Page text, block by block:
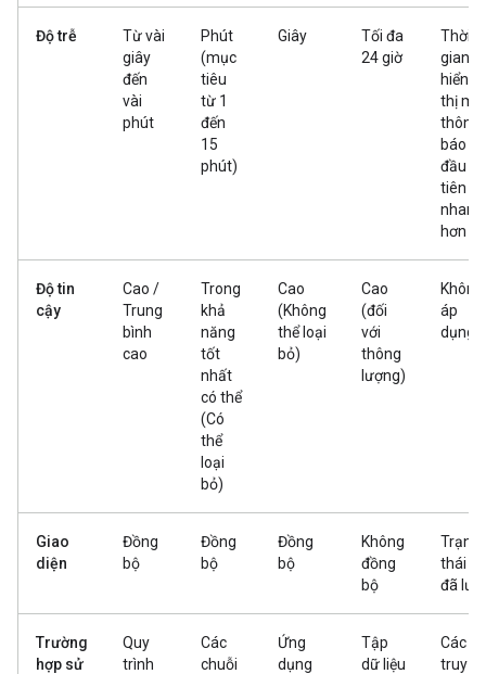
Độ trễ
Từ vài
giây
đến
vài
phút
Phút
(mục
tiêu
từ 1
đến
15
phút)
Giây
Tối đa
24 giờ
Thời
gian
hiển
thị mã
thông
báo
đầu
tiên
nhanh
hơn
Độ tin
cậy
Cao /
Trung
bình
cao
Trong
khả
năng
tốt
nhất
có thể
(Có
thể
loại
bỏ)
Cao
(Không
thể loại
bỏ)
Cao
(đối
với
thông
lượng)
Không
áp
dụng
Giao
diện
Đồng
bộ
Đồng
bộ
Đồng
bộ
Không
đồng
bộ
Trạng
thái
đã lưu
Trường
hợp sử
Quy
trình
Các
chuỗi
Ứng
dụng
Tập
dữ liệu
Các
truy